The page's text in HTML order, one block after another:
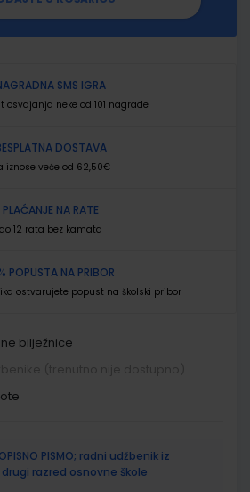
SMS IGRA
osvajanja neke od 101 nagrade
DOSTAVA
iznose veće od 62,50€
PLAĆANJE NA RATE
do 12 rata bez kamata
POPUSTA NA PRIBOR
ostvarujete popust na školski pribor
bilježnice
PISMO; radni udžbenik iz
razred osnovne škole